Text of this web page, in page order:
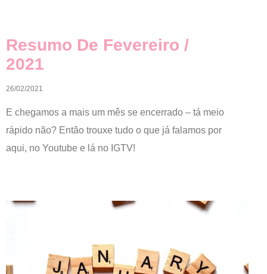
Resumo De Fevereiro /
2021
26/02/2021
E chegamos a mais um mês se encerrado – tá meio
rápido não? Então trouxe tudo o que já falamos por
aqui, no Youtube e lá no IGTV!